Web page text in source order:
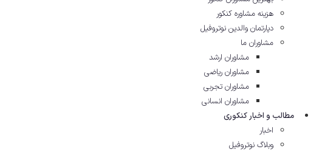
هزینه مشاوره کنکور
دپارتمان والدین نوتروفیل
مشاوران ما
مشاوران ارشد
مشاوران ریاضی
مشاوران تجربی
مشاوران انسانی
مطالب و اخبار کنکوری
اخبار
وبلاگ نوتروفیل